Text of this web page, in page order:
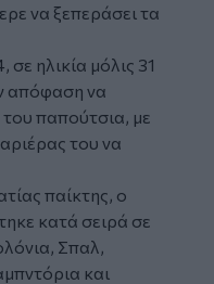
να ξεπεράσει τα
ηλικία μόλις 31
απόφαση να
παπούτσια, με
του να
παίκτης, ο
κατά σειρά σε
Σπαλ,
και